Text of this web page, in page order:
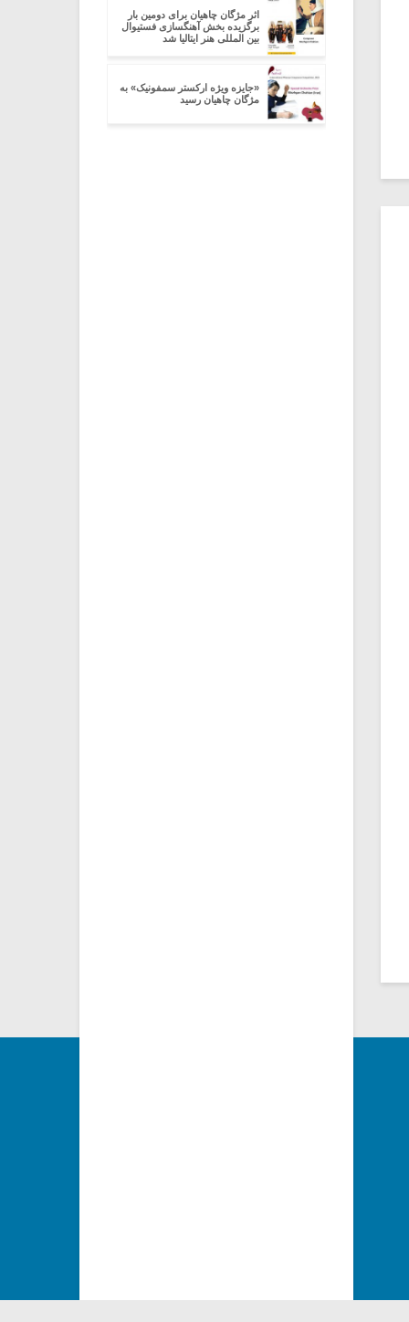
اثر مژگان چاهیان برای دومین بار
برگزیده بخش آهنگسازی فستیوال
بین المللی هنر ایتالیا شد
«جایزه ویژه ارکستر سمفونیک» به
مژگان چاهیان رسید